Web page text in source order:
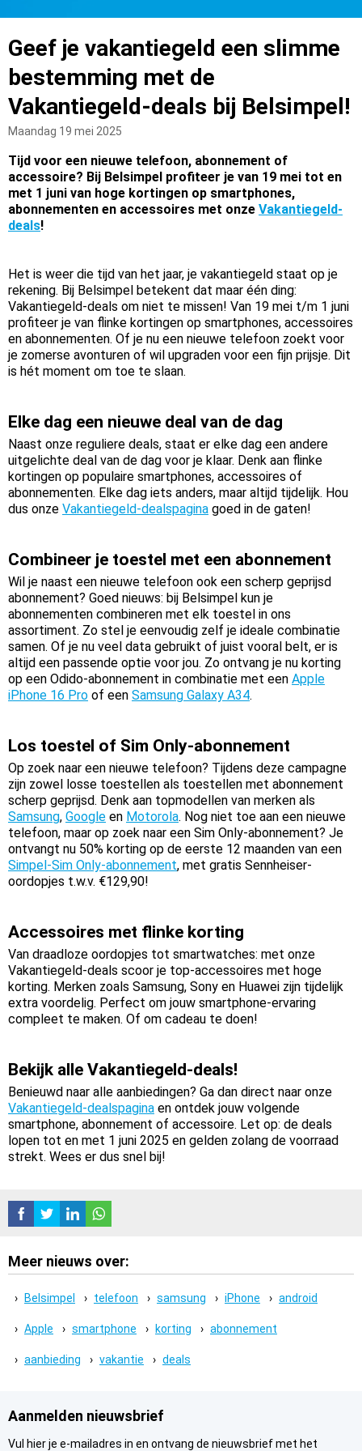
Geef je vakantiegeld een slimme
bestemming met de
Vakantiegeld-deals bij Belsimpel!
Maandag 19 mei 2025
Tijd voor een nieuwe telefoon, abonnement of
accessoire? Bij Belsimpel profiteer je van 19 mei tot en
met 1 juni van hoge kortingen op smartphones,
abonnementen en accessoires met onze Vakantiegeld-
deals!
Het is weer die tijd van het jaar, je vakantiegeld staat op je
rekening. Bij Belsimpel betekent dat maar één ding:
Vakantiegeld-deals om niet te missen! Van 19 mei t/m 1 juni
profiteer je van flinke kortingen op smartphones, accessoires
en abonnementen. Of je nu een nieuwe telefoon zoekt voor
je zomerse avonturen of wil upgraden voor een fijn prijsje. Dit
is hét moment om toe te slaan.
Elke dag een nieuwe deal van de dag
Naast onze reguliere deals, staat er elke dag een andere
uitgelichte deal van de dag voor je klaar. Denk aan flinke
kortingen op populaire smartphones, accessoires of
abonnementen. Elke dag iets anders, maar altijd tijdelijk. Hou
dus onze Vakantiegeld-dealspagina goed in de gaten!
Combineer je toestel met een abonnement
Wil je naast een nieuwe telefoon ook een scherp geprijsd
abonnement? Goed nieuws: bij Belsimpel kun je
abonnementen combineren met elk toestel in ons
assortiment. Zo stel je eenvoudig zelf je ideale combinatie
samen. Of je nu veel data gebruikt of juist vooral belt, er is
altijd een passende optie voor jou. Zo ontvang je nu korting
op een Odido-abonnement in combinatie met een Apple
iPhone 16 Pro of een Samsung Galaxy A34.
Los toestel of Sim Only-abonnement
Op zoek naar een nieuwe telefoon? Tijdens deze campagne
zijn zowel losse toestellen als toestellen met abonnement
scherp geprijsd. Denk aan topmodellen van merken als
Samsung, Google en Motorola. Nog niet toe aan een nieuwe
telefoon, maar op zoek naar een Sim Only-abonnement? Je
ontvangt nu 50% korting op de eerste 12 maanden van een
Simpel-Sim Only-abonnement, met gratis Sennheiser-
oordopjes t.w.v. €129,90!
Accessoires met flinke korting
Van draadloze oordopjes tot smartwatches: met onze
Vakantiegeld-deals scoor je top-accessoires met hoge
korting. Merken zoals Samsung, Sony en Huawei zijn tijdelijk
extra voordelig. Perfect om jouw smartphone-ervaring
compleet te maken. Of om cadeau te doen!
Bekijk alle Vakantiegeld-deals!
Benieuwd naar alle aanbiedingen? Ga dan direct naar onze
Vakantiegeld-dealspagina en ontdek jouw volgende
smartphone, abonnement of accessoire. Let op: de deals
lopen tot en met 1 juni 2025 en gelden zolang de voorraad
strekt. Wees er dus snel bij!
Meer nieuws over:
Belsimpel telefoon samsung iPhone android
Apple smartphone korting abonnement
aanbieding vakantie deals
Aanmelden nieuwsbrief
Vul hier je e-mailadres in en ontvang de nieuwsbrief met het